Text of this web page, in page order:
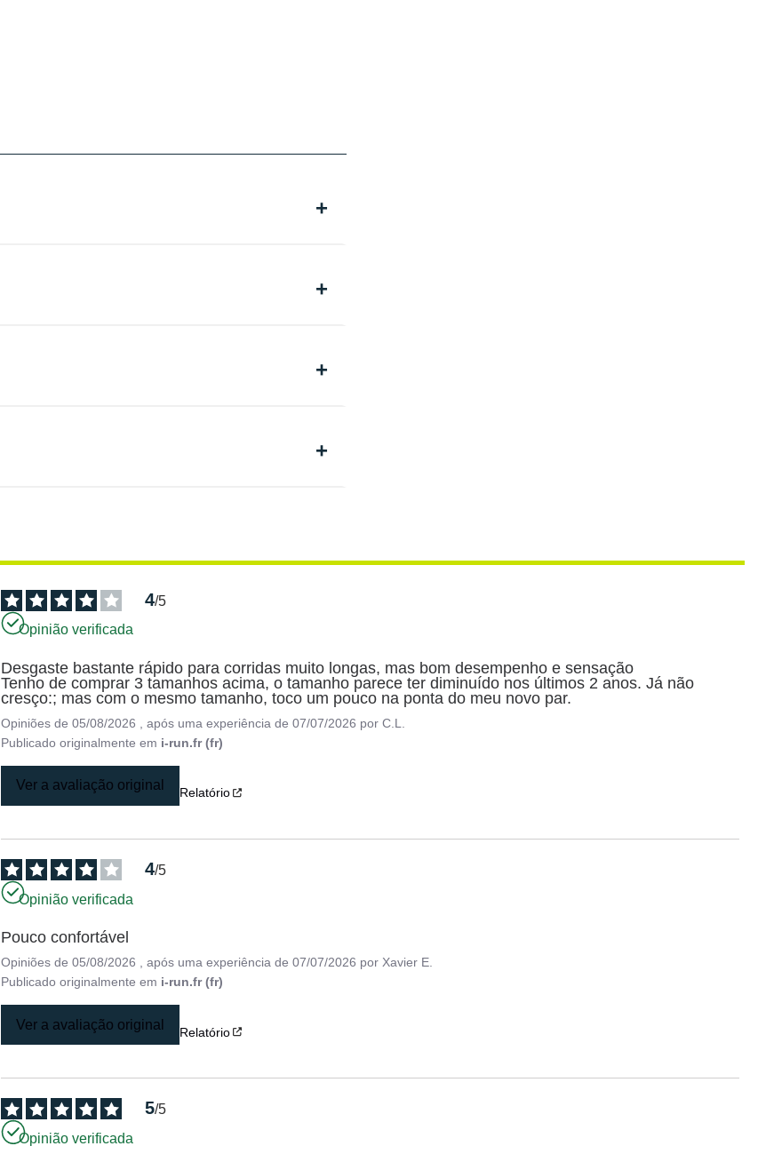
4/5
Opinião verificada
Desgaste bastante rápido para corridas muito longas, mas bom desempenho e sensação
Tenho de comprar 3 tamanhos acima, o tamanho parece ter diminuído nos últimos 2 anos. Já não
cresço:; mas com o mesmo tamanho, toco um pouco na ponta do meu novo par.
Opiniões de05/08/2026 , após uma experiência de07/07/2026 porC.L.
Publicado originalmente em i-run.fr (fr)
Ver a avaliação original Relatório
4/5
Opinião verificada
Pouco confortável
Opiniões de05/08/2026 , após uma experiência de07/07/2026 por Xavier E.
Publicado originalmente em i-run.fr (fr)
Ver a avaliação original Relatório
5/5
Opinião verificada